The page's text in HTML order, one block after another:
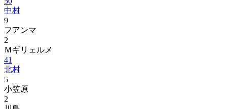
中村
9
フアンマ
2
Ｍギリェルメ
41
北村
5
小笠原
2